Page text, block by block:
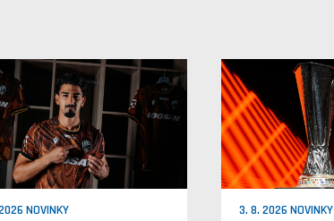
NOVINKY 3. 8. 2026 NOVINKY